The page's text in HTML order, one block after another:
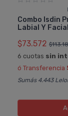
Combo Isdin
Labial Y
$73.572
6 cuotas sin
ó Transferencia
Sumás 4.443